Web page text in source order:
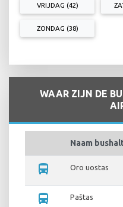
VRIJDAG (42)
ZONDAG (38)
WAAR ZIJN DE
Naam
directions_bus Oro uostas
directions_bus Paštas